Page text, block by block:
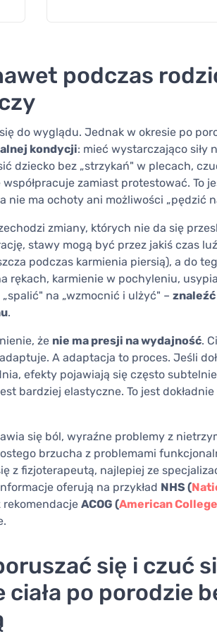
podczas
do wyglądu. Jednak w okresie po
kondycji: mieć wystarczająco siły
dziecko bez „strzykań" w plecach,
zamiast protestować. To
nie ma ochoty ani możliwości „pędzić
zmiany, których nie da się
stawy mogą być przez jakiś czas
podczas karmienia piersią), a do
rękach, karmienie w pochyleniu,
na „wzmocnić i ulżyć" –
.
że nie ma presji na wydajność.
A adaptacja to proces. Jeśli
efekty pojawiają się często
bardziej elastyczne. To jest
się ból, wyraźne problemy z
brzucha z problemami
z fizjoterapeutą, najlepiej ze
oferują na przykład NHS (
ACOG (American
się i czuć
po porodzie